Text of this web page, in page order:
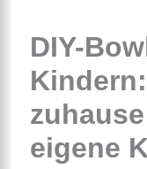
DIY-
eigene